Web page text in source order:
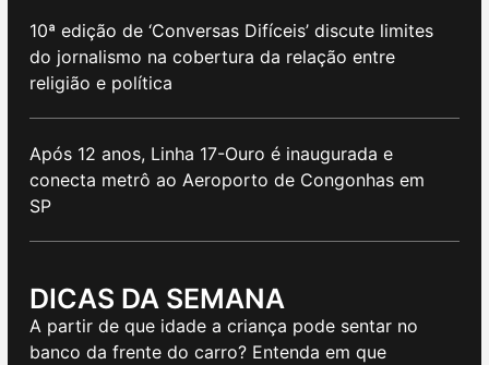
10ª edição de ‘Conversas Difíceis’ discute limites
do jornalismo na cobertura da relação entre
religião e política
Após 12 anos, Linha 17-Ouro é inaugurada e
conecta metrô ao Aeroporto de Congonhas em
SP
DICAS DA SEMANA
A partir de que idade a criança pode sentar no
banco da frente do carro? Entenda em que